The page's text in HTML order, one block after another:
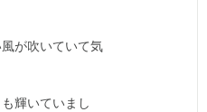
が吹いていて気
輝いていまし